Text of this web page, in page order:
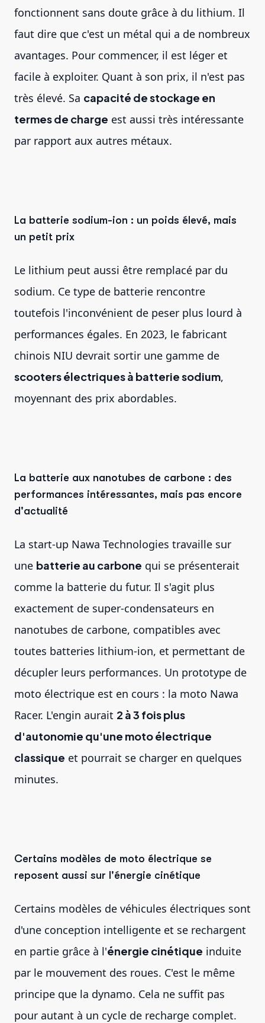
fonctionnent sans doute grâce à du lithium. Il
faut dire que c'est un métal qui a de nombreux
avantages. Pour commencer, il est léger et
facile à exploiter. Quant à son prix, il n'est pas
très élevé. Sa capacité de stockage en
termes de charge est aussi très intéressante
par rapport aux autres métaux.
La batterie sodium-ion : un poids élevé, mais
un petit prix
Le lithium peut aussi être remplacé par du
sodium. Ce type de batterie rencontre
toutefois l'inconvénient de peser plus lourd à
performances égales. En 2023, le fabricant
chinois NIU devrait sortir une gamme de
scooters électriques à batterie sodium,
moyennant des prix abordables.
La batterie aux nanotubes de carbone : des
performances intéressantes, mais pas encore
d'actualité
La start-up Nawa Technologies travaille sur
une batterie au carbone qui se présenterait
comme la batterie du futur. Il s'agit plus
exactement de super-condensateurs en
nanotubes de carbone, compatibles avec
toutes batteries lithium-ion, et permettant de
décupler leurs performances. Un prototype de
moto électrique est en cours : la moto Nawa
Racer. L'engin aurait 2 à 3 fois plus
d'autonomie qu'une moto électrique
classique et pourrait se charger en quelques
minutes.
Certains modèles de moto électrique se
reposent aussi sur l'énergie cinétique
Certains modèles de véhicules électriques sont
d'une conception intelligente et se rechargent
en partie grâce à l'énergie cinétique induite
par le mouvement des roues. C'est le même
principe que la dynamo. Cela ne suffit pas
pour autant à un cycle de recharge complet.